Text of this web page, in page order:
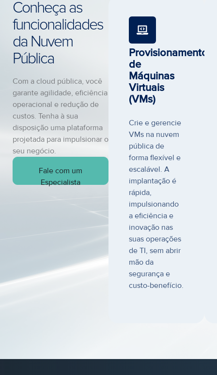
Conheça as
funcionalidades
da Nuvem
Pública
Com a cloud pública, você
garante agilidade, eficiência
operacional e redução de
custos. Tenha à sua
disposição uma plataforma
projetada para impulsionar o
seu negócio.
Fale com um
Especialista
Provisionamento
de
Máquinas
Virtuais
(VMs)
Crie e gerencie
VMs na nuvem
pública de
forma flexível e
escalável. A
implantação é
rápida,
impulsionando
a eficiência e
inovação nas
suas operações
de TI, sem abrir
mão da
segurança e
custo-benefício.